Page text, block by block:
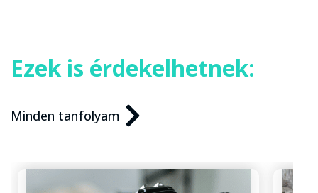
Ezek is érdekelhetnek:
Minden tanfolyam